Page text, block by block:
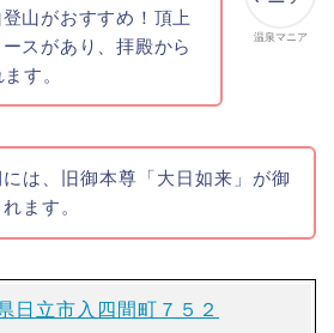
温泉マニア
山がおすすめ！頂上
スがあり、拝殿から
す。
は、旧御本尊「大日如来」が御
ます。
日立市入四間町７５２